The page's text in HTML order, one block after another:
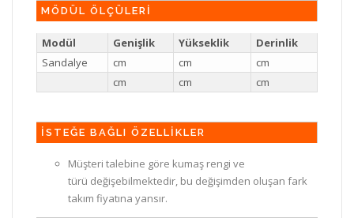
MÖDÜL ÖLÇÜLERİ
Modül Genişlik Yükseklik
Derinlik
Sandalye
cm cm
cm
cm
cm cm
İSTEĞE BAĞLI ÖZELLİKLER
Müşteri talebine göre kumaş rengi ve
türü değişebilmektedir, bu değişimden oluşan fark
takım fiyatına yansır.